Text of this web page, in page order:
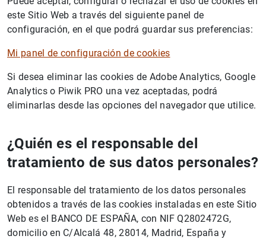
este Sitio Web a través del siguiente panel de
configuración, en el que podrá guardar sus preferencias:
Mi panel de configuración de cookies
Si desea eliminar las cookies de Adobe Analytics, Google
Analytics o Piwik PRO una vez aceptadas, podrá
eliminarlas desde las opciones del navegador que utilice.
¿Quién es el responsable del
tratamiento de sus datos personales?
El responsable del tratamiento de los datos personales
obtenidos a través de las cookies instaladas en este Sitio
Web es el BANCO DE ESPAÑA, con NIF Q2802472G,
domicilio en C/Alcalá 48, 28014, Madrid, España y
1 2